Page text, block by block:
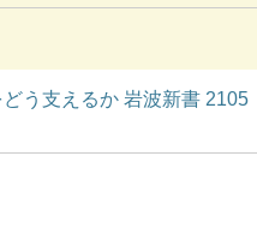
う支えるか 岩波新書 2105